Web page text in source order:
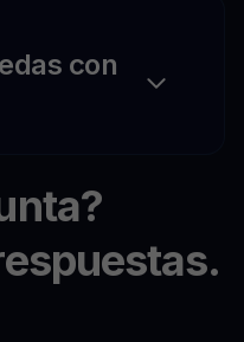
con